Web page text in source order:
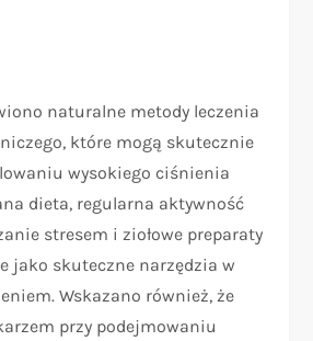
naturalne metody leczenia
które mogą skutecznie
wysokiego ciśnienia
dieta, regularna aktywność
stresem i ziołowe preparaty
jako skuteczne narzędzia w
Wskazano również, że
przy podejmowaniu